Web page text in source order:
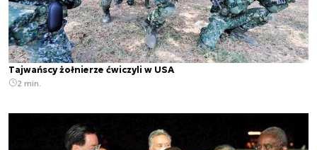
Tajwańscy żołnierze ćwiczyli w USA
2 min.